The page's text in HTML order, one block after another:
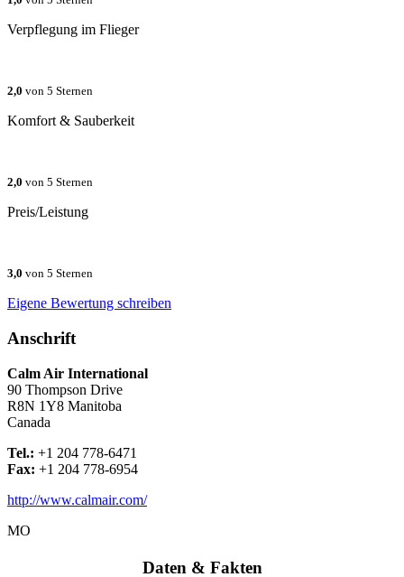
Verpflegung im Flieger
2,0 von 5 Sternen
Komfort & Sauberkeit
2,0 von 5 Sternen
Preis/Leistung
3,0 von 5 Sternen
Eigene Bewertung schreiben
Anschrift
Calm Air International
90 Thompson Drive
R8N 1Y8 Manitoba
Canada
Tel.: +1 204 778-6471
Fax: +1 204 778-6954
http://www.calmair.com/
MO
Daten & Fakten